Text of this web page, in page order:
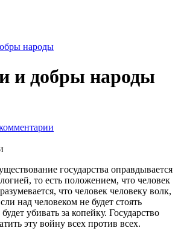
народы
и добры народы
государства оправдывается
то есть положением, что человек
что человек человеку волк,
над человеком не будет стоять
убивать за копейку. Государство
эту войну всех против всех.